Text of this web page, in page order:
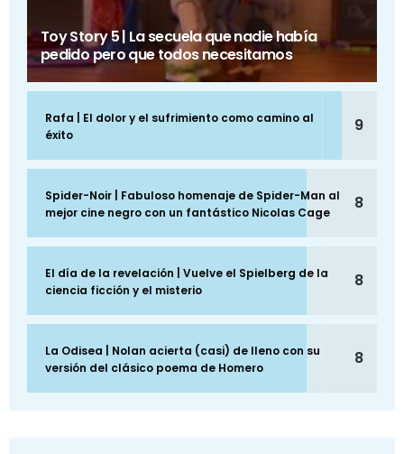
Toy Story 5 | La secuela que nadie había
pedido pero que todos necesitamos
Rafa | El dolor y el sufrimiento como camino al
éxito
9
Spider-Noir | Fabuloso homenaje de Spider-Man al
mejor cine negro con un fantástico Nicolas Cage
8
El día de la revelación | Vuelve el Spielberg de la
ciencia ficción y el misterio
8
La Odisea | Nolan acierta (casi) de lleno con su
versión del clásico poema de Homero
8